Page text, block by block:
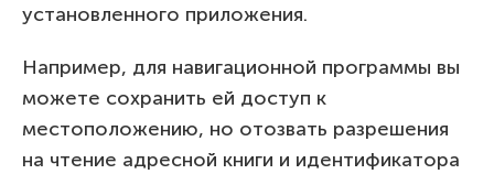
установленного приложения.
Например, для навигационной программы вы
можете сохранить ей доступ к
местоположению, но отозвать разрешения
на чтение адресной книги и идентификатора